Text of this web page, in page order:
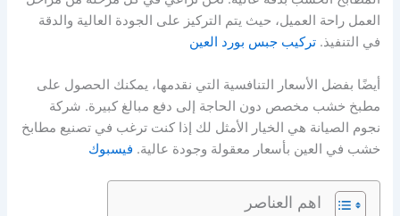
العمل راحة العميل، حيث يتم التركيز على الجودة العالية والدقة
في التنفيذ.تركيب جبس بورد العين
أيضًا بفضل الأسعار التنافسية التي نقدمها، يمكنك الحصول على
مطبخ خشب مخصص دون الحاجة إلى دفع مبالغ كبيرة. شركة
نجوم الصيانة هي الخيار الأمثل لك إذا كنت ترغب في تصنيع مطابخ
خشب في العين بأسعار معقولة وجودة عالية. فيسبوك
اهم العناصر